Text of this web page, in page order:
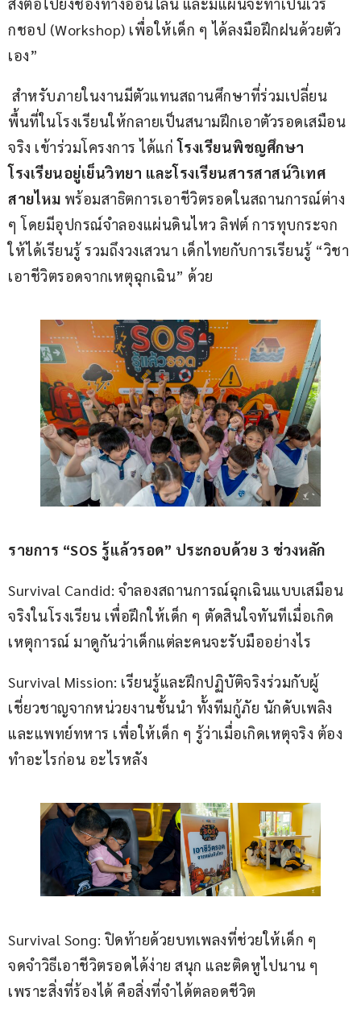
ส่งต่อไปยังช่องทางออนไลน์ และมีแผนจะทำเป็นเวิร์
กชอป (Workshop) เพื่อให้เด็ก ๆ ได้ลงมือฝึกฝนด้วยตัว
เอง”
พื้นที่ในโรงเรียนให้กลายเป็นสนามฝึกเอาตัวรอดเสมือน
จริง เข้าร่วมโครงการ ได้แก่ โรงเรียนพิชญศึกษา
โรงเรียนอยู่เย็นวิทยา และโรงเรียนสารสาสน์วิเทศ
สายไหม พร้อมสาธิตการเอาชีวิตรอดในสถานการณ์ต่าง
ๆ โดยมีอุปกรณ์จำลองแผ่นดินไหว ลิฟต์ การทุบกระจก
ให้ได้เรียนรู้ รวมถึงวงเสวนา เด็กไทยกับการเรียนรู้ “วิชา
เอาชีวิตรอดจากเหตุฉุกเฉิน” ด้วย
รายการ “SOS รู้แล้วรอด” ประกอบด้วย 3 ช่วงหลัก
Survival Candid: จำลองสถานการณ์ฉุกเฉินแบบเสมือน
จริงในโรงเรียน เพื่อฝึกให้เด็ก ๆ ตัดสินใจทันทีเมื่อเกิด
เหตุการณ์ มาดูกันว่าเด็กแต่ละคนจะรับมืออย่างไร
Survival Mission: เรียนรู้และฝึกปฏิบัติจริงร่วมกับผู้
เชี่ยวชาญจากหน่วยงานชั้นนำ ทั้งทีมกู้ภัย นักดับเพลิง
และแพทย์ทหาร เพื่อให้เด็ก ๆ รู้ว่าเมื่อเกิดเหตุจริง ต้อง
ทำอะไรก่อน อะไรหลัง
Survival Song: ปิดท้ายด้วยบทเพลงที่ช่วยให้เด็ก ๆ
จดจำวิธีเอาชีวิตรอดได้ง่าย สนุก และติดหูไปนาน ๆ
เพราะสิ่งที่ร้องได้ คือสิ่งที่จำได้ตลอดชีวิต